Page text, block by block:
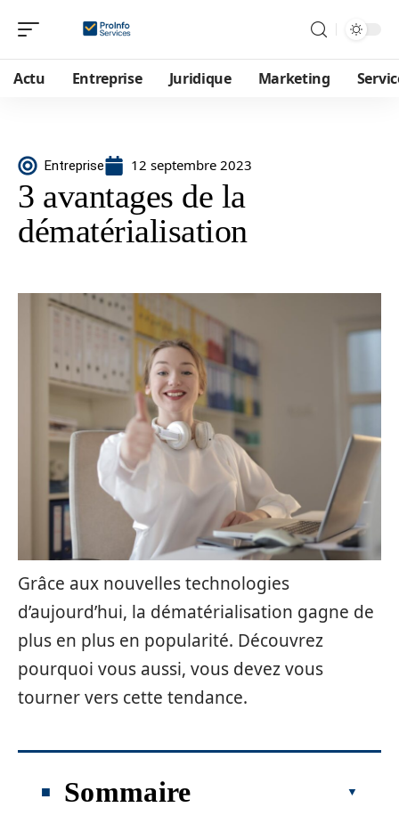
Actu Entreprise Juridique Marketing
Entreprise 12 septembre 2023
3 avantages de la
dématérialisation
Grâce aux nouvelles technologies
d’aujourd’hui, la dématérialisation gagne de
plus en plus en popularité. Découvrez
pourquoi vous aussi, vous devez vous
tourner vers cette tendance.
Sommaire